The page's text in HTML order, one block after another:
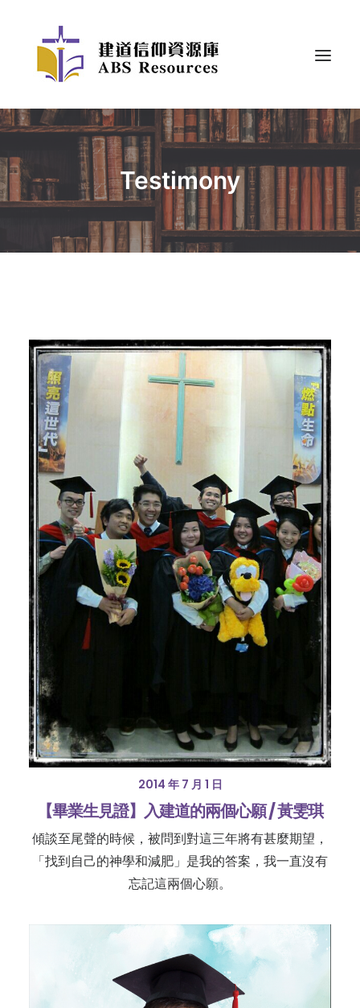
Testimony
2014 年 7 月 1 日
【畢業生見證】入建道的兩個心願 / 黃雯琪
傾談至尾聲的時候，被問到對這三年將有甚麼期望，
「找到自己的神學和減肥」是我的答案，我一直沒有
忘記這兩個心願。